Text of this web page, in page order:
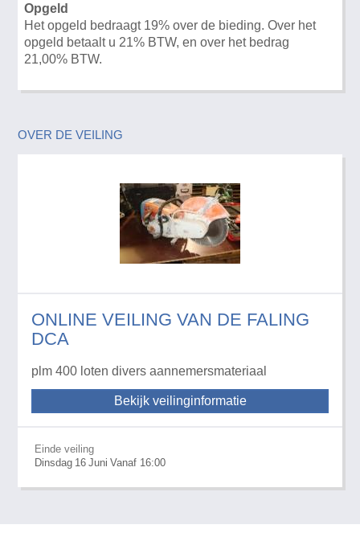
Opgeld
Het opgeld bedraagt 19% over de bieding. Over het
opgeld betaalt u 21% BTW, en over het bedrag
21,00% BTW.
OVER DE VEILING
ONLINE VEILING VAN DE FALING
DCA
plm 400 loten divers aannemersmateriaal
Bekijk veilinginformatie
Einde veiling
Dinsdag 16 Juni Vanaf 16:00